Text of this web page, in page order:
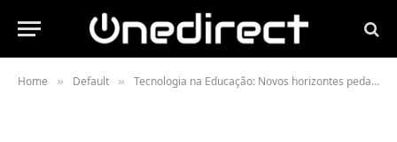
Home » Default » Tecnologia na Educação: Novos horizontes pedagógicos